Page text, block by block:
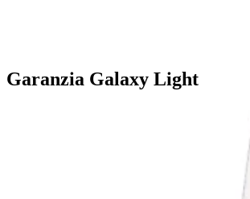
Garanzia Galaxy Light